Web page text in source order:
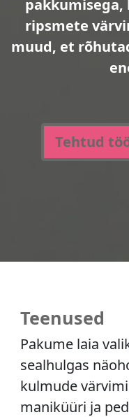
pakkumisega,
ripsmete
muud, et
Tehtud
Teenused
Pakume laia
sealhulgas
kulmude
maniküüri ja